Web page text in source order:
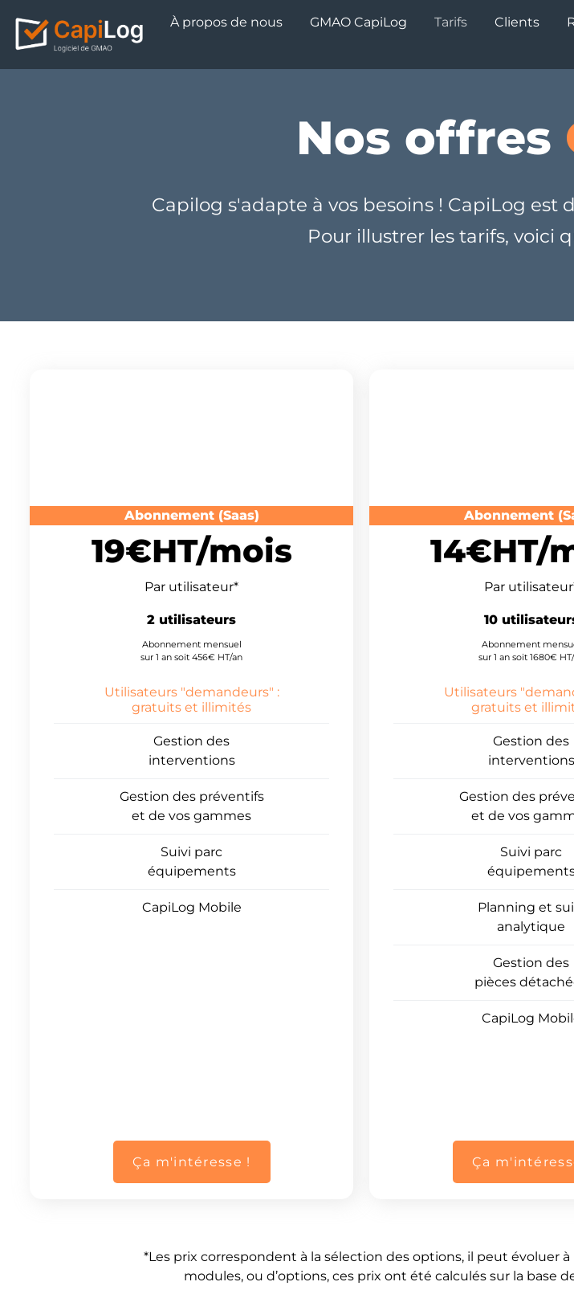
À propos de nous GMAO CapiLog Tarifs Clients
Nos offres
Capilog s'adapte à vos besoins ! CapiLog
Pour illustrer les tarifs, voici
Abonnement (Saas)
19€HT/mois
Par utilisateur*
2 utilisateurs
Abonnement mensuel
sur 1 an soit 456€ HT/an
Utilisateurs "demandeurs" :
gratuits et illimités
Gestion des
interventions
Gestion des préventifs
et de vos gammes
Suivi parc
équipements
CapiLog Mobile
Ça m'intéresse !
Abonnement
14€HT/
Par
10
Abonnement
sur 1 an soit 1680€
Utilisateurs
gratuits et
Gestion des
interventions
Gestion des
et de vos
Suivi parc
Planning et
analytique
Gestion des
pièces
CapiLog
Ça
*Les prix correspondent à la sélection des options, il peut évoluer
modules, ou d’options, ces prix ont été calculés sur la base